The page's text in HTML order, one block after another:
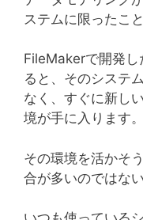
ステムに限ったこ
FileMakerで開発し
ると、そのシステ
なく、すぐに新し
境が手に入ります。
その環境を活かそ
合が多いのではな